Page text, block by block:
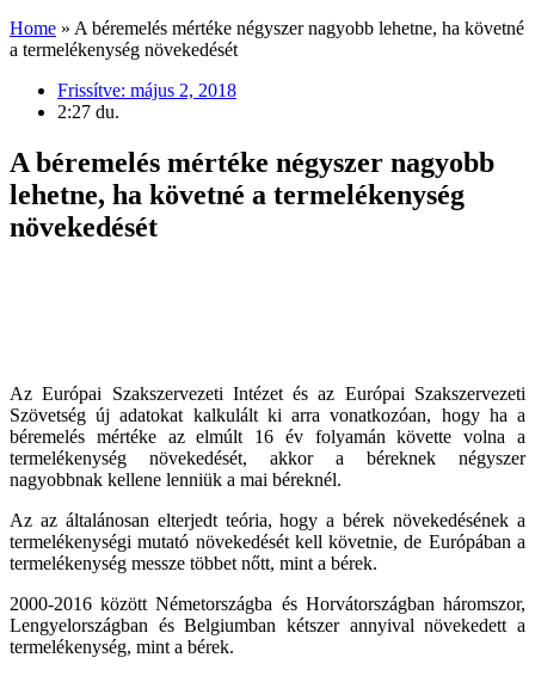
Home » A béremelés mértéke négyszer nagyobb lehetne, ha követné
a termelékenység növekedését
Frissítve: május 2, 2018
2:27 du.
A béremelés mértéke négyszer nagyobb
lehetne, ha követné a termelékenység
növekedését
Az Európai Szakszervezeti Intézet és az Európai Szakszervezeti
Szövetség új adatokat kalkulált ki arra vonatkozóan, hogy ha a
béremelés mértéke az elmúlt 16 év folyamán követte volna a
termelékenység növekedését, akkor a béreknek négyszer
nagyobbnak kellene lenniük a mai béreknél.
Az az általánosan elterjedt teória, hogy a bérek növekedésének a
termelékenységi mutató növekedését kell követnie, de Európában a
termelékenység messze többet nőtt, mint a bérek.
2000-2016 között Németországba és Horvátországban háromszor,
Lengyelországban és Belgiumban kétszer annyival növekedett a
termelékenység, mint a bérek.